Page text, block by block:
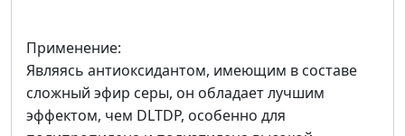
Применение:
Являясь антиоксидантом, имеющим в составе
сложный эфир серы, он обладает лучшим
эффектом, чем DLTDP, особенно для